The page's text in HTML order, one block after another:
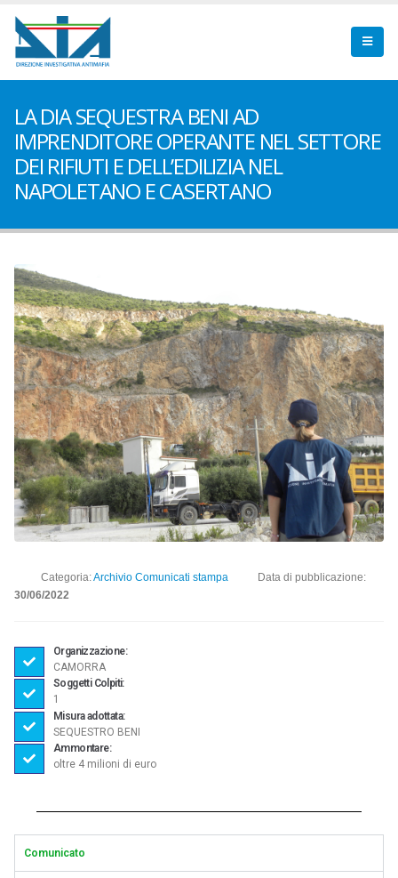
LA DIA SEQUESTRA BENI AD
IMPRENDITORE OPERANTE NEL SETTORE
DEI RIFIUTI E DELL’EDILIZIA NEL
NAPOLETANO E CASERTANO
Categoria:Archivio Comunicati stampa
Data di pubblicazione:
30/06/2022
Organizzazione:
CAMORRA
Soggetti Colpiti:
1
Misura adottata:
SEQUESTRO BENI
Ammontare:
oltre 4 milioni di euro
Comunicato